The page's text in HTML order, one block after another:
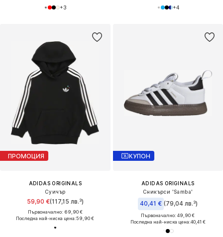
+3 +4
ПРОМОЦИЯ
ADIDAS ORIGINALS
Суичър
59,90 €(117,15 лв.³)
Първоначално: 69,90 €
Последна най-ниска цена:59,90 €
КУПОН
ADIDAS ORIGINALS
Сникърси 'Samba'
40,41 € (79,04 лв.³)
Първоначално: 49,90 €
Последна най-ниска цена:40,41 €